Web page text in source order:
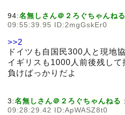
94:名無しさん＠２ろぐちゃんねる
09:55:39.95 ID:2mgGskEr0
>>2
ドイツも自国民300人と現地
イギリスも1000人前後残して
負けばっかりだよ
3:名無しさん＠２ろぐちゃんねる :
09:28:29.42 ID:ApWASZ8t0